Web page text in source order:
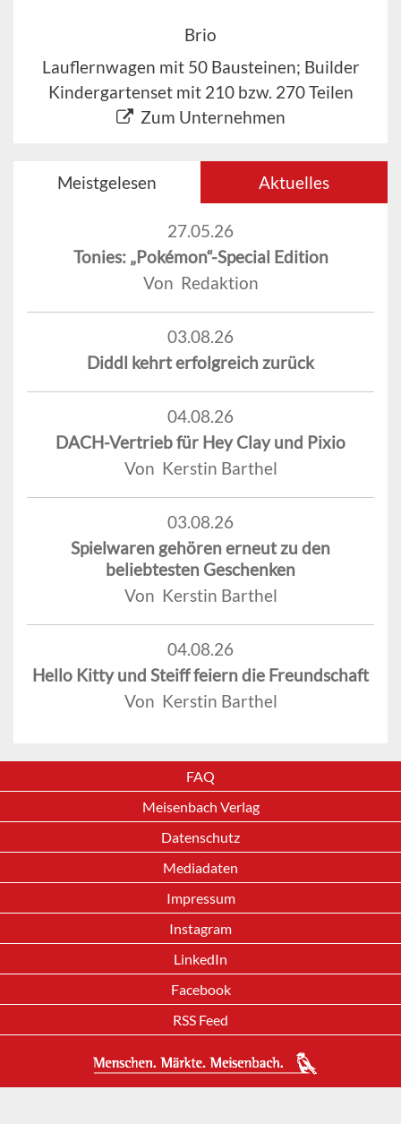
Brio
Lauflernwagen mit 50 Bausteinen; Builder
Kindergartenset mit 210 bzw. 270 Teilen
Zum Unternehmen
Meistgelesen Aktuelles
27.05.26
Tonies: „Pokémon“-Special Edition
Von Redaktion
03.08.26
Diddl kehrt erfolgreich zurück
04.08.26
DACH-Vertrieb für Hey Clay und Pixio
Von Kerstin Barthel
03.08.26
Spielwaren gehören erneut zu den
beliebtesten Geschenken
Von Kerstin Barthel
04.08.26
Hello Kitty und Steiff feiern die Freundschaft
Von Kerstin Barthel
FAQ
Meisenbach Verlag
Datenschutz
Mediadaten
Impressum
Instagram
LinkedIn
Facebook
RSS Feed